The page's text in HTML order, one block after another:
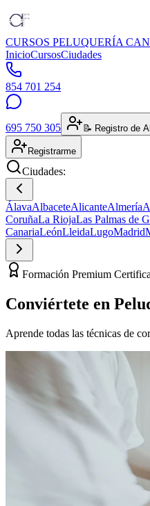
CURSOS PELUQUERÍA
InicioCursosCiudades
854 701 254
695 750 305 📝 Registro de
Registrarme
Ciudades:
ÁlavaAlbaceteAlicanteAlmería
CoruñaLa RiojaLas Palmas de
CanariaLeónLleidaLugoMadrid
Formación Premium
Conviértete en
Aprende todas las técnicas de